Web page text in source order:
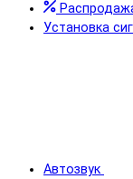
Установка
Автозвук